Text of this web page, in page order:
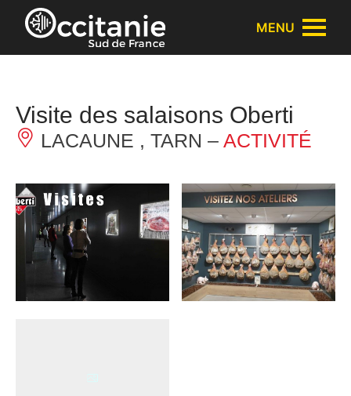
Panneau de gestion des cookies
MENU
Visite des salaisons Oberti
LACAUNE , TARN – ACTIVITÉ